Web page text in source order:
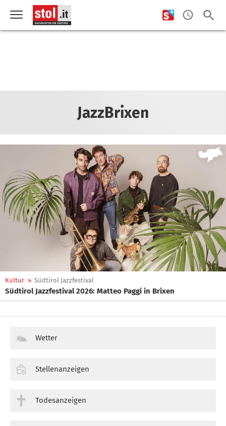
JazzBrixen
Kultur » Südtirol Jazzfestival
Südtirol Jazzfestival 2026: Matteo Paggi in Brixen
Wetter
Stellenanzeigen
Todesanzeigen